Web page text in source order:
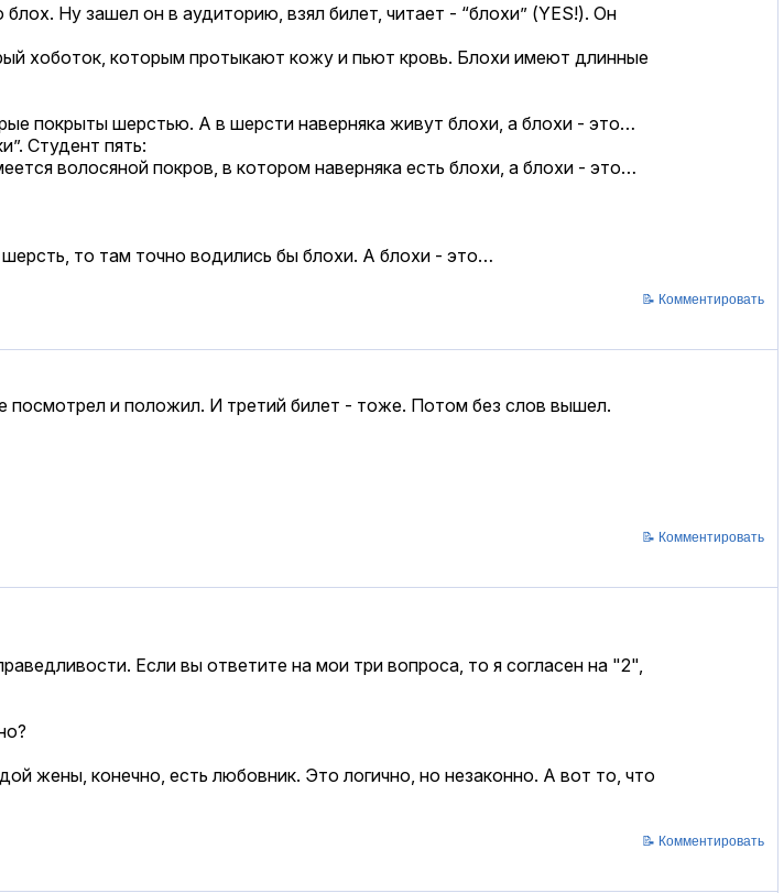
Ну зашел он в аудиторию, взял билет, читает - “блохи” (YES!). Он
хоботок, которым протыкают кожу и пьют кровь. Блохи имеют длинные
покрыты шерстью. А в шерсти наверняка живут блохи, а блохи - это…
Студент пять:
волосяной покров, в котором наверняка есть блохи, а блохи - это…
то там точно водились бы блохи. А блохи - это…
📝 Комментировать
посмотрел и положил. И третий билет - тоже. Потом без слов вышел.
📝 Комментировать
Если вы ответите на мои три вопроса, то я согласен на "2",
жены, конечно, есть любовник. Это логично, но незаконно. А вот то, что
📝 Комментировать